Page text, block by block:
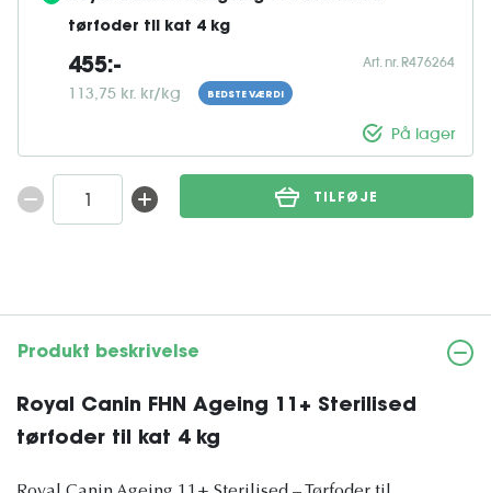
tørfoder til kat 4 kg
455:-
113,75 kr. kr/kg BEDSTE VÆRDI
Art. nr. R476264
På lager
TILFØJE
Produkt beskrivelse
Royal Canin FHN Ageing 11+ Sterilised
tørfoder til kat 4 kg